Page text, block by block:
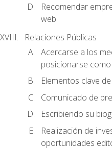
Recomendar
web
Relaciones Públicas
Acercarse a los
posicionarse
Elementos clave
Comunicado de
Escribiendo su
Realización de
oportunidades